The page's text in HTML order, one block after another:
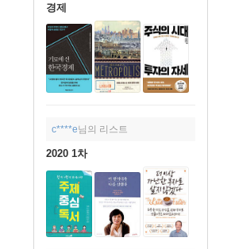
경제
c****e님의 리스트
2020 1차